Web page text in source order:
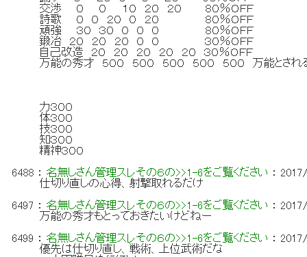
交渉 ０ ０ １０ ２０ ２０ ８０％ＯＦＦ
詩歌 ０ ０ ２０ ０ ２０ ８０％ＯＦＦ
頑強 ３０ ３０ ０ ０ ０ ８０％ＯＦＦ
鍛冶 ２０ ２０ ２０ ０ ０ ３０％ＯＦＦ
自己改造 ２０ ２０ ２０ ２０ ２０ ３０％ＯＦＦ
万能の秀才 ５００ ５００ ５００ ５００ ５００ 万能とさ
力３００
体３００
技３００
知３００
精神３００
6488 ：名無しさん管理スレその６の>>1-6をご覧ください ：
仕切り直しの心得、射撃取れるだけ
6497 ：名無しさん管理スレその６の>>1-6をご覧ください ：
万能の秀才もとっておきたいけどねー
6499 ：名無しさん管理スレその６の>>1-6をご覧ください ：
優先は仕切り直し、戦術、上位武術だな